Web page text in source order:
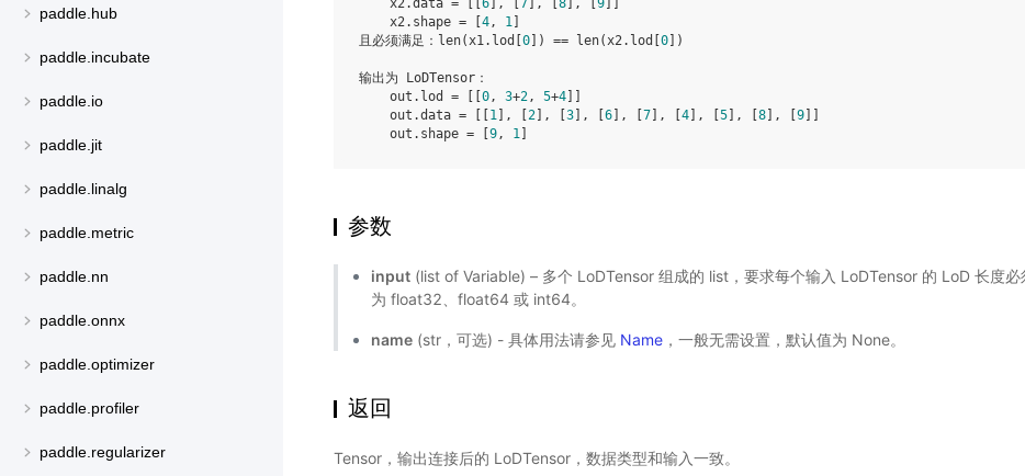
paddle.hub
paddle.incubate
paddle.io
paddle.jit
paddle.linalg
paddle.metric
paddle.nn
paddle.onnx
paddle.optimizer
paddle.profiler
paddle.regularizer
    x2.data = [[
6 ], [ 7 ], [ 8 ], [ 9
    x2.shape = [
4, 1
且必须满足：len(x1.lod[ 0 ]) == len(x2.lod[ 0 ])
输出为 LoDTensor：
    out.lod = [[
0, 3+2, 5+4
    out.data = [[
1 ], [ 2 ], [ 3 ], [ 6 ], [ 7 ], [ 4 ], [ 5 ], [ 8 ], [ 9
    out.shape = [
9, 1
参数
input (list of Variable) – 多个 LoDTensor 组成的 list，要求每个输入 LoDTensor 的 LoD 长度必
为 float32、float64 或 int64。
name (str，可选) - 具体用法请参见 Name ，一般无需设置，默认值为 None。
返回
Tensor，输出连接后的 LoDTensor，数据类型和输入一致。